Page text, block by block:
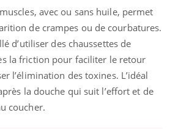
avec ou sans huile, permet
de crampes ou de courbatures.
d’utiliser des chaussettes de
la friction pour faciliter le retour
l’élimination des toxines. L’idéal
la douche qui suit l’effort et de
coucher.